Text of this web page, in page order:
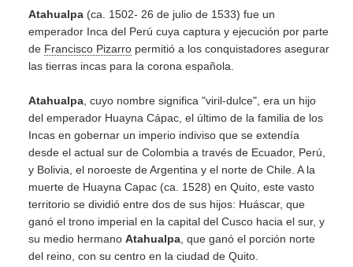
Atahualpa (ca. 1502- 26 de julio de 1533) fue un
emperador Inca del Perú cuya captura y ejecución por parte
de Francisco Pizarro permitió a los conquistadores asegurar
las tierras incas para la corona española.
Atahualpa , cuyo nombre significa "viril-dulce", era un hijo
del emperador Huayna Cápac, el último de la familia de los
Incas en gobernar un imperio indiviso que se extendía
desde el actual sur de Colombia a través de Ecuador, Perú,
y Bolivia, el noroeste de Argentina y el norte de Chile. A la
muerte de Huayna Capac (ca. 1528) en Quito, este vasto
territorio se dividió entre dos de sus hijos: Huáscar, que
ganó el trono imperial en la capital del Cusco hacia el sur, y
su medio hermano Atahualpa , que ganó el porción norte
del reino, con su centro en la ciudad de Quito.